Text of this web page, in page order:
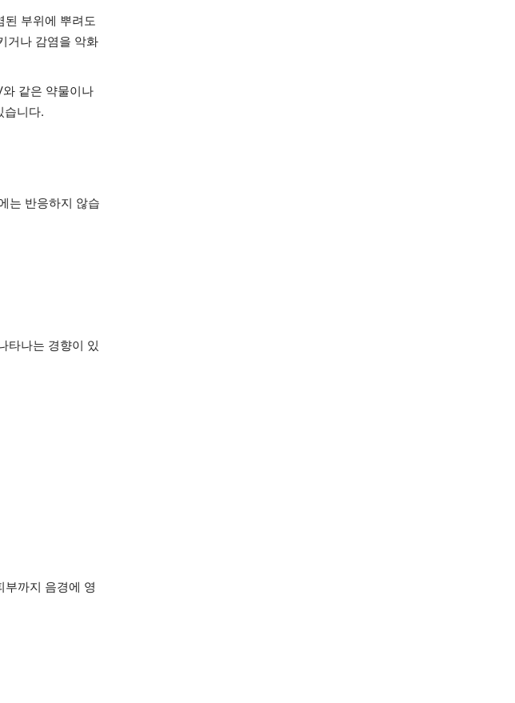
된 부위에 뿌려도
거나 감염을 악화
같은 약물이나
습니다.
는 반응하지 않습
타나는 경향이 있
까지 음경에 영